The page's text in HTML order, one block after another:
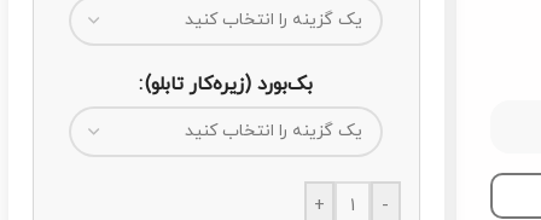
بک‌بورد (زیره‌کار تابلو)
-
+